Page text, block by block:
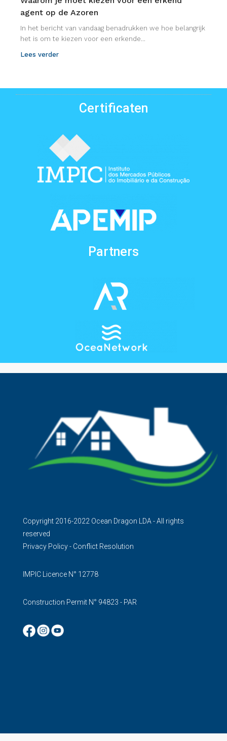
agent op de Azoren
In het bericht van vandaag benadrukken we hoe belangrijk
het is om te kiezen voor een erkende...
Lees verder
Certificaten
Partners
Copyright 2016-2022 Ocean Dragon LDA - All rights
reserved
Privacy Policy- Conflict Resolution
IMPIC Licence N° 12778
Construction Permit N° 94823 - PAR